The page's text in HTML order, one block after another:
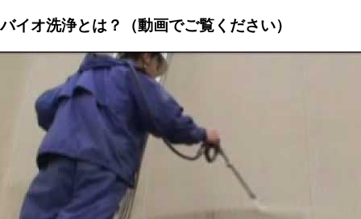
バイオ洗浄とは？（動画でご覧ください）